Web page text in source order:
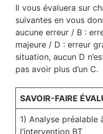
Il vous évaluera sur
suivantes en vous
aucune erreur / B :
majeure / D : erreur
situation, aucun D
pas avoir plus d’un C.
SAVOIR-FAIRE
1) Analyse préalable
l’intervention BT